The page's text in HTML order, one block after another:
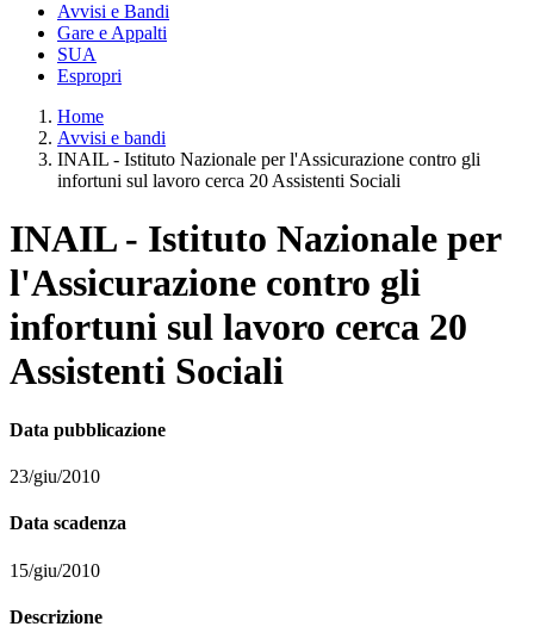
Avvisi e Bandi
Gare e Appalti
SUA
Espropri
Home
Avvisi e bandi
INAIL - Istituto Nazionale per l'Assicurazione contro gli
infortuni sul lavoro cerca 20 Assistenti Sociali
INAIL - Istituto Nazionale per
l'Assicurazione contro gli
infortuni sul lavoro cerca 20
Assistenti Sociali
Data pubblicazione
23/giu/2010
Data scadenza
15/giu/2010
Descrizione